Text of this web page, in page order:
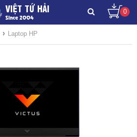
VIỆT TỨ HẢI
Since 2004
0
› Laptop HP